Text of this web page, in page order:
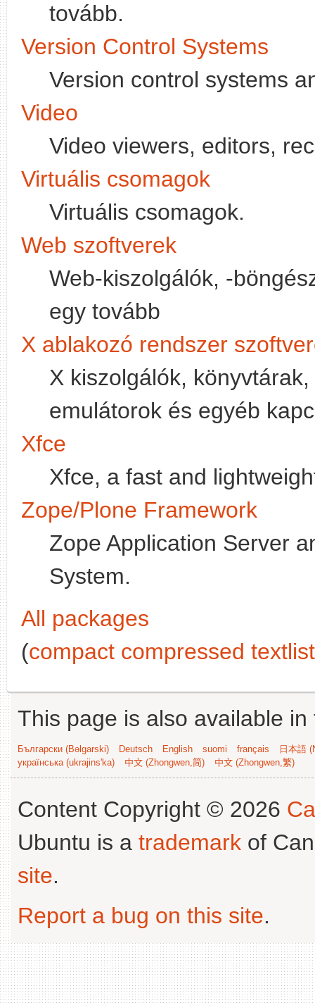
tovább.
Version Control Systems
Version control systems
Video
Video viewers, editors,
Virtuális csomagok
Virtuális csomagok.
Web szoftverek
Web-kiszolgálók, -
egy tovább
X ablakozó rendszer
X kiszolgálók,
emulátorok és egyéb
Xfce
Xfce, a fast and
Zope/Plone Framework
Zope Application Server
System.
All packages
(compact compressed textlist
This page is also available
Български (Bəlgarski) Deutsch English suomi français
日本語
українська (ukrajins'ka)
中文 (Zhongwen,简) 中文 (Zhongwen,繁)
Content Copyright © 2026
Ubuntu is a trademark of
site.
Report a bug on this site.